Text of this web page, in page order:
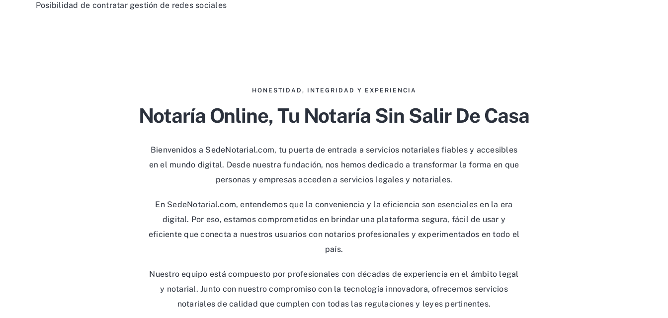
Posibilidad de contratar gestión de redes sociales
HONESTIDAD, INTEGRIDAD Y EXPERIENCIA
Notaría Online, Tu Notaría Sin Salir De Casa
Bienvenidos a SedeNotarial.com, tu puerta de entrada a servicios notariales fiables y accesibles
en el mundo digital. Desde nuestra fundación, nos hemos dedicado a transformar la forma en que
personas y empresas acceden a servicios legales y notariales.
En SedeNotarial.com, entendemos que la conveniencia y la eficiencia son esenciales en la era
digital. Por eso, estamos comprometidos en brindar una plataforma segura, fácil de usar y
eficiente que conecta a nuestros usuarios con notarios profesionales y experimentados en todo el
país.
Nuestro equipo está compuesto por profesionales con décadas de experiencia en el ámbito legal
y notarial. Junto con nuestro compromiso con la tecnología innovadora, ofrecemos servicios
notariales de calidad que cumplen con todas las regulaciones y leyes pertinentes.